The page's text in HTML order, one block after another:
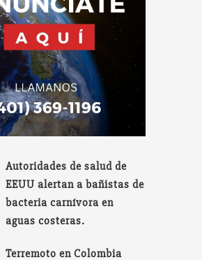
Autoridades de salud de
EEUU alertan a bañistas de
bacteria carnívora en
aguas costeras.
Terremoto en Colombia